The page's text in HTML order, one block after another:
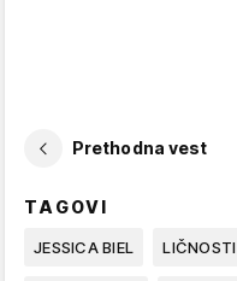
Prethodna vest
TAGOVI
JESSICA BIEL LIČNOSTI